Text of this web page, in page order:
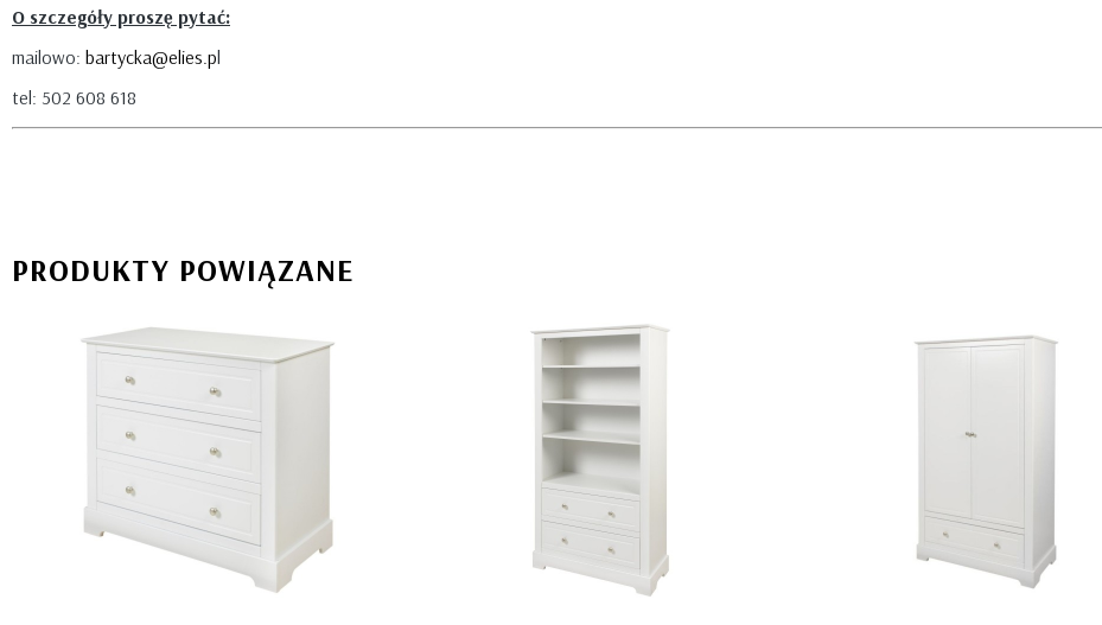
O szczegóły proszę pytać:
mailowo: bartycka@elies.pl
tel: 502 608 618
PRODUKTY POWIĄZANE